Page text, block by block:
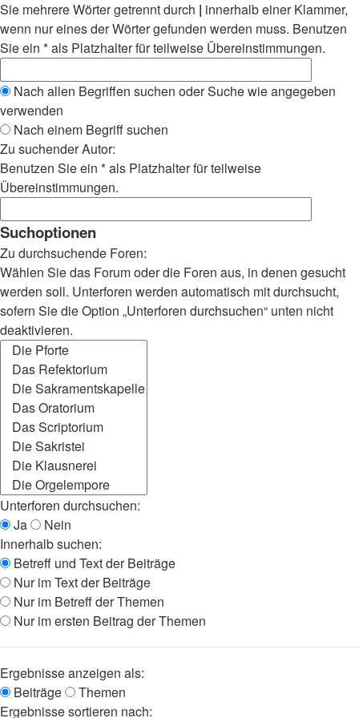
Sie mehrere Wörter getrennt durch | innerhalb einer Klammer,
wenn nur eines der Wörter gefunden werden muss. Benutzen
Sie ein * als Platzhalter für teilweise Übereinstimmungen.
Nach allen Begriffen suchen oder Suche wie angegeben
verwenden
Nach einem Begriff suchen
Zu suchender Autor:
Benutzen Sie ein * als Platzhalter für teilweise
Übereinstimmungen.
Suchoptionen
Zu durchsuchende Foren:
Wählen Sie das Forum oder die Foren aus, in denen gesucht
werden soll. Unterforen werden automatisch mit durchsucht,
sofern Sie die Option „Unterforen durchsuchen“ unten nicht
deaktivieren.
Unterforen durchsuchen:
Ja
Nein
Innerhalb suchen:
Betreff und Text der Beiträge
Nur im Text der Beiträge
Nur im Betreff der Themen
Nur im ersten Beitrag der Themen
Ergebnisse anzeigen als:
Beiträge
Themen
Ergebnisse sortieren nach: